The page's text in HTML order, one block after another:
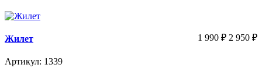
Жилет
Артикул: 1339
1 990 ₽ 2 950 ₽